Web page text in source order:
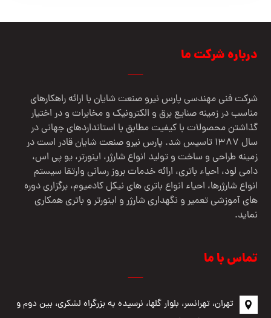
درباره شرکت ما
شرکت فنی مهندسي پارس نيرو صنعت شایان با ارائه راهکارهای
مناسب در زمینه صنایع برق و الکترونیک و مخابرات و در اختیار
گذاشتن محصولات با کیفیت مطابق با استانداردهای جهانی در
سال 1387 تاسیس شد. پارس نیرو صنعت شایان قادر است در
زمینه طراحی و ساخت و تولید انواع شارژر، اینورتر، یو پی اس،
دامی لود، احیاء باتری، ارائه خدمات بروز رسانی وارتقا سیستم
انواع شارژرها، احیاء انواع باتری های نیکل کادمیوم، برگزاری دوره
های آموزشی تعمیر و نگهداری شارژر و اینورتر و باتری همکاری
نماید.
تماس با ما
تهران، تهرانسر، بلوار گلها، نرسیده به بزرگراه لشکری، بین دوم و